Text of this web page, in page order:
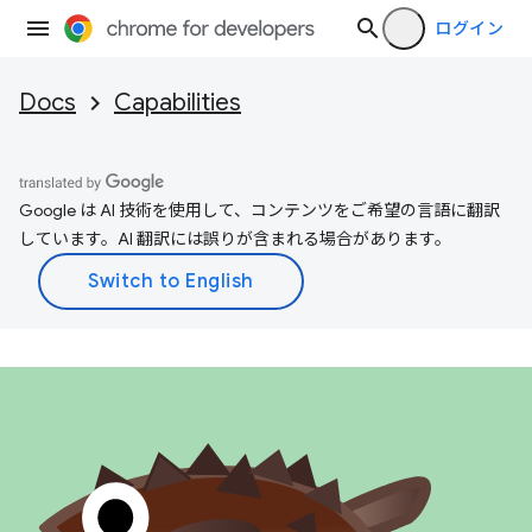
ログイン
Docs Capabilities
Google は AI 技術を使用して、コンテンツをご希望の言語に翻訳
しています。AI 翻訳には誤りが含まれる場合があります。